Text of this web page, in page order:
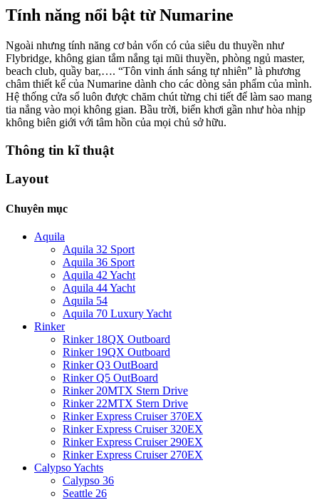
Tính năng nổi bật từ Numarine
Ngoài nhưng tính năng cơ bản vốn có của siêu du thuyền như
Flybridge, không gian tắm nắng tại mũi thuyền, phòng ngủ master,
beach club, quầy bar,…. “Tôn vinh ánh sáng tự nhiên” là phương
châm thiết kế của Numarine dành cho các dòng sản phẩm của mình.
Hệ thống cửa sổ luôn được chăm chút từng chi tiết để làm sao mang
tia nắng vào mọi không gian. Bầu trời, biển khơi gần như hòa nhịp
không biên giới với tâm hồn của mọi chủ sở hữu.
Thông tin kĩ thuật
Layout
Chuyên mục
Aquila
Aquila 32 Sport
Aquila 36 Sport
Aquila 42 Yacht
Aquila 44 Yacht
Aquila 54
Aquila 70 Luxury Yacht
Rinker
Rinker 18QX Outboard
Rinker 19QX Outboard
Rinker Q3 OutBoard
Rinker Q5 OutBoard
Rinker 20MTX Stern Drive
Rinker 22MTX Stern Drive
Rinker Express Cruiser 370EX
Rinker Express Cruiser 320EX
Rinker Express Cruiser 290EX
Rinker Express Cruiser 270EX
Calypso Yachts
Calypso 36
Seattle 26